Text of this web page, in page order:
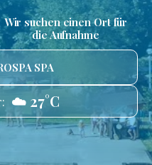
Wir suchen einen Ort für
die Aufnahme
SPA
☁️ 27°C